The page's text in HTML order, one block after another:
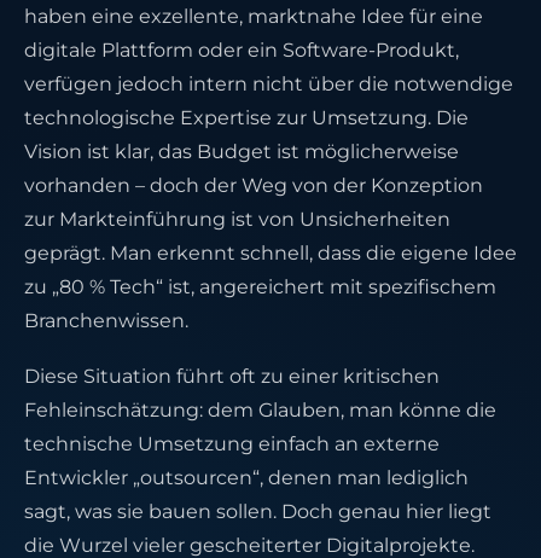
haben eine exzellente, marktnahe Idee für eine
digitale Plattform oder ein Software-Produkt,
verfügen jedoch intern nicht über die notwendige
technologische Expertise zur Umsetzung. Die
Vision ist klar, das Budget ist möglicherweise
vorhanden – doch der Weg von der Konzeption
zur Markteinführung ist von Unsicherheiten
geprägt. Man erkennt schnell, dass die eigene Idee
zu „80 % Tech“ ist, angereichert mit spezifischem
Branchenwissen.
Diese Situation führt oft zu einer kritischen
Fehleinschätzung: dem Glauben, man könne die
technische Umsetzung einfach an externe
Entwickler „outsourcen“, denen man lediglich
sagt, was sie bauen sollen. Doch genau hier liegt
die Wurzel vieler gescheiterter Digitalprojekte.